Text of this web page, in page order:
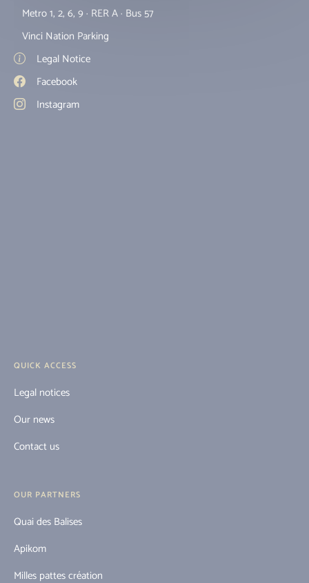
Metro 1, 2, 6, 9 · RER A · Bus 57
Vinci Nation Parking
Legal Notice
Facebook
Instagram
QUICK ACCESS
Legal notices
Our news
Contact us
OUR PARTNERS
Quai des Balises
Apikom
Milles pattes création